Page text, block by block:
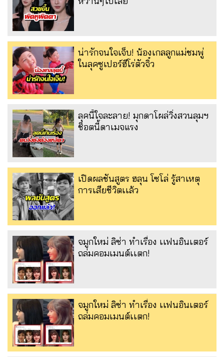
น่ารักจนใจเจ็บ! น้องเกลลูกแม่ชมพู่
ในลุคซูเปอร์ฮีโร่ตัวจิ๋ว
ลุคนี้ใจละลาย! มุกดาโผล่วิ่งสวนลุมฯ
ช็อตนี้ดาเมจแรง
เปิดผลชันสูตร ฮลุน โซโล่ รู้สาเหตุ
การเสียชีวิตเเล้ว
จมูกใหม่ ลิซ่า ทำเรื่อง เเฟนอินเตอร์
ถล่มคอมเมนต์เเตก!
จมูกใหม่ ลิซ่า ทำเรื่อง เเฟนอินเตอร์
ถล่มคอมเมนต์เเตก!